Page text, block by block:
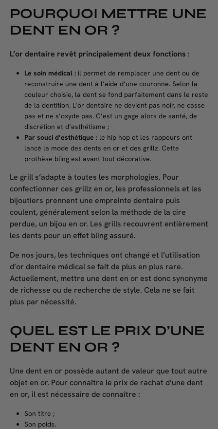
POURQUOI METTRE UNE
DENT EN OR ?
L’or dentaire revêt principalement deux fonctions :
Le soin médical : il permet de remplacer une dent ou de
reconstruire une dent à l’aide d’une couronne. Selon la
couleur choisie, la dent se fond parfaitement dans le reste
de la dentition. L’or dentaire ne devient pas noir, ne casse
pas et ne s’oxyde pas. C’est un gage alors de santé, de
discrétion et d’esthétisme ;
Par souci d’esthétique : le hip hop et les rappeurs ont
lancé la mode des dents en or et des grillz. Cette
prothèse bling est avant tout décorative.
Le grill s’adapte à toutes les morphologies. Pour
confectionner ces grillz en or, les professionnels et les
bijoutiers prennent une empreinte dentaire puis
coulent, généralement selon la méthode de la cire
perdue, un bijou en or. Les grills recouvrent entièrement
les dents pour un effet bling assuré.
De nos jours, les techniques ont changé et l’utilisation
d’or dentaire médical se fait de plus en plus rare.
Actuellement, mettre une dent en or est donc synonyme
de richesse ou de recherche de style. Cela ne se fait
plus par nécessité.
QUEL EST LE PRIX D’UNE
DENT EN OR ?
Une dent en or possède autant de valeur que tout autre
objet en or. Pour connaître le prix de rachat d’une dent
en or, il est nécessaire de connaître :
Son titre ;
Son poids.